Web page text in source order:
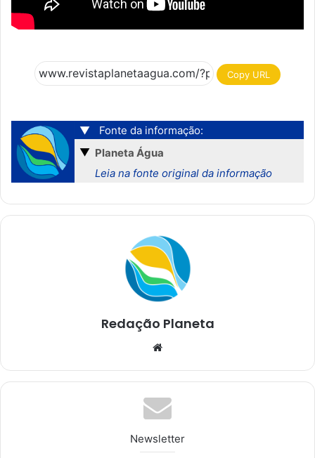
Copy URL
▼
Fonte da informação:
▼ Planeta Água
Leia na fonte original da informação
Redação Planeta
te
Newsletter